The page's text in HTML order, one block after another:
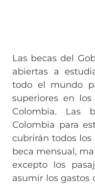
Las becas del
abiertas a
todo el mundo
superiores en
Colombia. Las
Colombia para
cubrirán todos los
beca mensual,
excepto los
asumir los gastos